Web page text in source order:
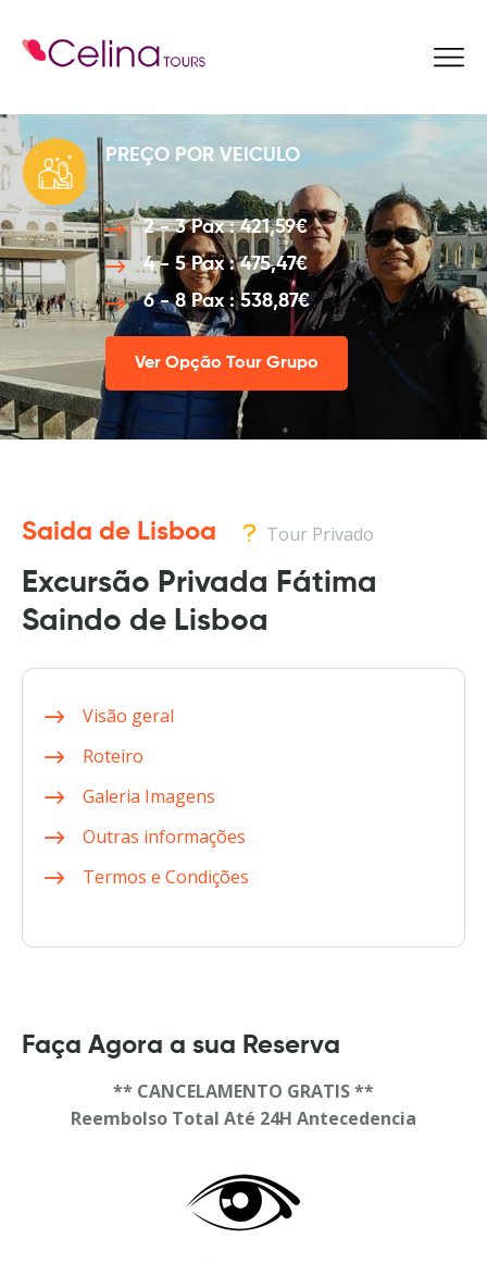
PREÇO POR VEICULO
2 - 3 Pax : 421,59€
4 - 5 Pax : 475,47€
6 - 8 Pax : 538,87€
Ver Opção Tour Grupo
Saida de Lisboa Tour Privado
Excursão Privada Fátima
Saindo de Lisboa
Visão geral
Roteiro
Galeria Imagens
Outras informações
Termos e Condições
Faça Agora a sua Reserva
** CANCELAMENTO GRATIS **
Reembolso Total Até 24H Antecedencia